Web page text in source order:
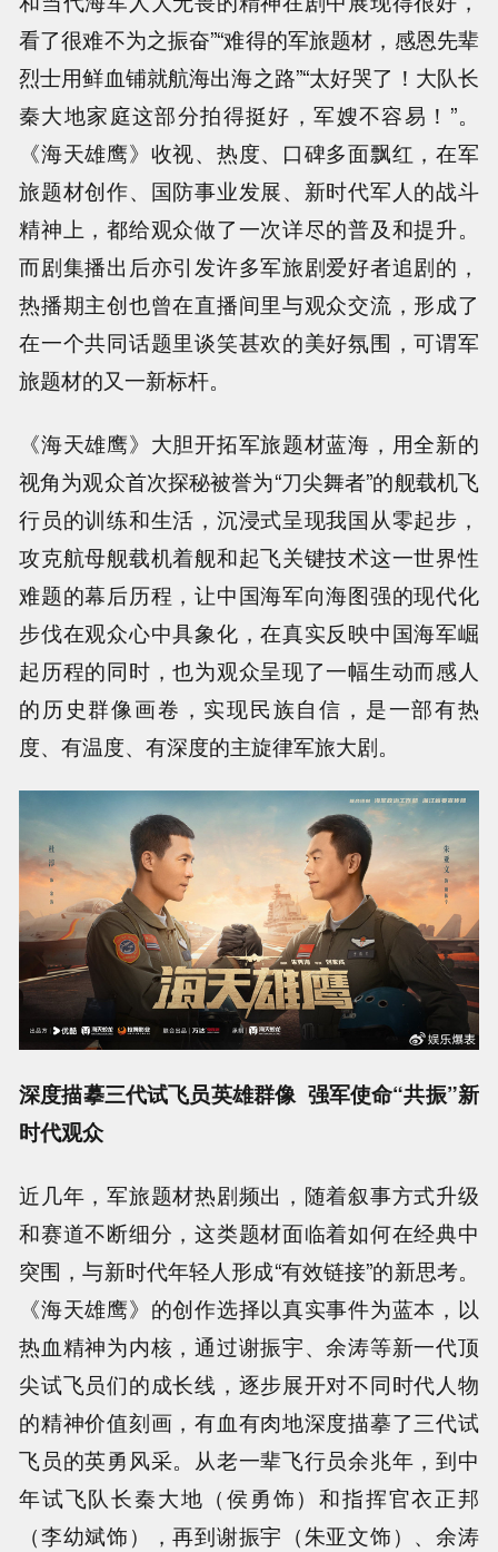
看了很难不为之振奋”“难得的军旅题材，感恩先辈
烈士用鲜血铺就航海出海之路”“太好哭了！大队长
秦大地家庭这部分拍得挺好，军嫂不容易！”。
《海天雄鹰》收视、热度、口碑多面飘红，在军
旅题材创作、国防事业发展、新时代军人的战斗
精神上，都给观众做了一次详尽的普及和提升。
而剧集播出后亦引发许多军旅剧爱好者追剧的，
热播期主创也曾在直播间里与观众交流，形成了
在一个共同话题里谈笑甚欢的美好氛围，可谓军
旅题材的又一新标杆。
《海天雄鹰》大胆开拓军旅题材蓝海，用全新的
视角为观众首次探秘被誉为“刀尖舞者”的舰载机飞
行员的训练和生活，沉浸式呈现我国从零起步，
攻克航母舰载机着舰和起飞关键技术这一世界性
难题的幕后历程，让中国海军向海图强的现代化
步伐在观众心中具象化，在真实反映中国海军崛
起历程的同时，也为观众呈现了一幅生动而感人
的历史群像画卷，实现民族自信，是一部有热
度、有温度、有深度的主旋律军旅大剧。
深度描摹三代试飞员英雄群像 强军使命“共振”新
时代观众
近几年，军旅题材热剧频出，随着叙事方式升级
和赛道不断细分，这类题材面临着如何在经典中
突围，与新时代年轻人形成“有效链接”的新思考。
《海天雄鹰》的创作选择以真实事件为蓝本，以
热血精神为内核，通过谢振宇、余涛等新一代顶
尖试飞员们的成长线，逐步展开对不同时代人物
的精神价值刻画，有血有肉地深度描摹了三代试
飞员的英勇风采。从老一辈飞行员余兆年，到中
年试飞队长秦大地（侯勇饰）和指挥官衣正邦
（李幼斌饰），再到谢振宇（朱亚文饰）、余涛